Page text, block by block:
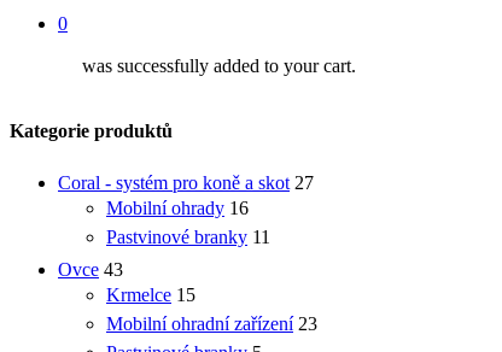
0
was successfully added to your cart.
Kategorie produktů
Coral - systém pro koně a skot 27
Mobilní ohrady 16
Pastvinové branky 11
Ovce 43
Krmelce 15
Mobilní ohradní zařízení 23